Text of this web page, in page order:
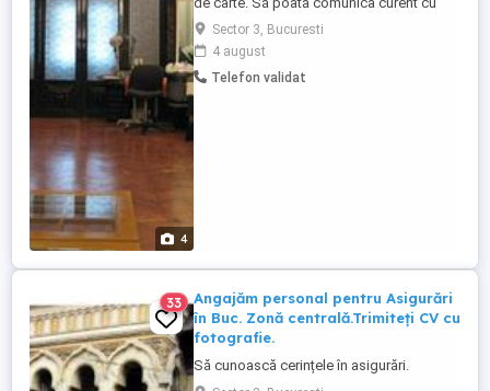
4
oamenii în societate.
Sector 3, Bucuresti
4 august
Telefon validat
33
Angajăm personal pentru Asigurări
în Buc. Zonă centrală.Trimiteți CV cu
fotografie.
Să cunoască cerințele în asigurări.